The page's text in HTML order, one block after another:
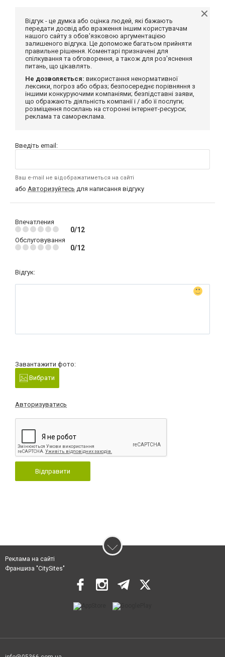
Відгук - це думка або оцінка людей, які бажають
передати досвід або враження іншим користувачам
нашого сайту з обов'язковою аргументацією
залишеного відгука. Це допоможе багатьом прийняти
правильне рішення. Коментарі призначені для
спілкування та обговорення, а також для роз'яснення
питань, що цікавлять.
Не дозволяється: використання ненормативної
лексики, погроз або образ; безпосереднє порівняння з
іншими конкуруючими компаніями; безпідставні заяви,
що ображають діяльність компанії і / або її послуги;
розміщення посилань на сторонні інтернет-ресурси;
реклама та самореклама.
Введіть email:
Ваш e-mail не відображатиметься на сайті
або Авторизуйтесь для написання відгуку
Впечатления
0/12
Обслуговування
0/12
Відгук:
Завантажити фото:
Вибрати
Авторизуватись
Відправити
Реклама на сайті
Франшиза "CitySites"